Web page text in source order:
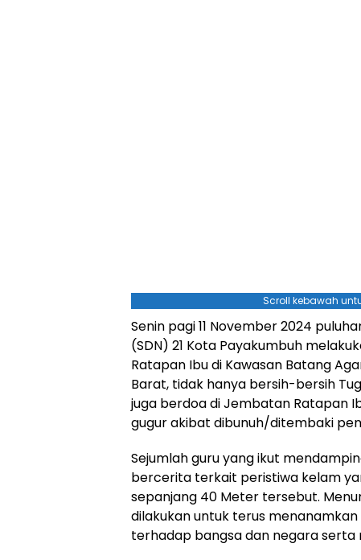
Scroll kebawah
Senin pagi 11 November 2024
(SDN) 21 Kota Payakumbuh
Ratapan Ibu di Kawasan Batang
Barat, tidak hanya bersih-bersih
juga berdoa di Jembatan Ratapan
gugur akibat dibunuh/ditembaki
Sejumlah guru yang ikut
bercerita terkait peristiwa kelam
sepanjang 40 Meter tersebut.
dilakukan untuk terus
terhadap bangsa dan negara serta